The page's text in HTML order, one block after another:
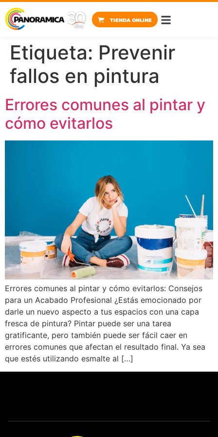
TIENDA ONLINE
Etiqueta: Prevenir
fallos en pintura
Errores comunes al pintar y
cómo evitarlos
Errores comunes al pintar y cómo evitarlos: Consejos
para un Acabado Profesional ¿Estás emocionado por
darle un nuevo aspecto a tus espacios con una capa
fresca de pintura? Pintar puede ser una tarea
gratificante, pero también puede ser fácil caer en
errores comunes que afectan el resultado final. Ya sea
que estés utilizando esmalte al […]